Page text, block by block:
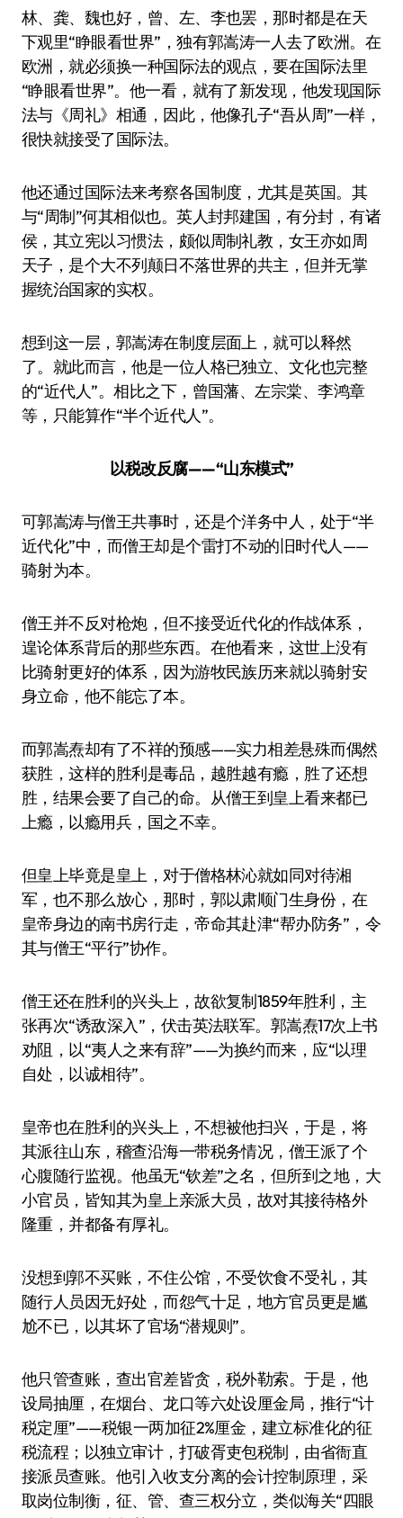
林、龚、魏也好，曾、左、李也罢，那时都是在天
下观里“睁眼看世界”，独有郭嵩涛一人去了欧洲。在
欧洲，就必须换一种国际法的观点，要在国际法里
“睁眼看世界”。他一看，就有了新发现，他发现国际
法与《周礼》相通，因此，他像孔子“吾从周”一样，
很快就接受了国际法。
他还通过国际法来考察各国制度，尤其是英国。其
与“周制”何其相似也。英人封邦建国，有分封，有诸
侯，其立宪以习惯法，颇似周制礼教，女王亦如周
天子，是个大不列颠日不落世界的共主，但并无掌
握统治国家的实权。
想到这一层，郭嵩涛在制度层面上，就可以释然
了。就此而言，他是一位人格已独立、文化也完整
的“近代人”。相比之下，曾国藩、左宗棠、李鸿章
等，只能算作“半个近代人”。
以税改反腐——“山东模式”
可郭嵩涛与僧王共事时，还是个洋务中人，处于“半
近代化”中，而僧王却是个雷打不动的旧时代人——
骑射为本。
僧王并不反对枪炮，但不接受近代化的作战体系，
遑论体系背后的那些东西。在他看来，这世上没有
比骑射更好的体系，因为游牧民族历来就以骑射安
身立命，他不能忘了本。
而郭嵩焘却有了不祥的预感——实力相差悬殊而偶然
获胜，这样的胜利是毒品，越胜越有瘾，胜了还想
胜，结果会要了自己的命。从僧王到皇上看来都已
上瘾，以瘾用兵，国之不幸。
但皇上毕竟是皇上，对于僧格林沁就如同对待湘
军，也不那么放心，那时，郭以肃顺门生身份，在
皇帝身边的南书房行走，帝命其赴津“帮办防务”，令
其与僧王“平行”协作。
僧王还在胜利的兴头上，故欲复制1859年胜利，主
张再次“诱敌深入”，伏击英法联军。郭嵩焘17次上书
劝阻，以“夷人之来有辞”——为换约而来，应“以理
自处，以诚相待”。
皇帝也在胜利的兴头上，不想被他扫兴，于是，将
其派往山东，稽查沿海一带税务情况，僧王派了个
心腹随行监视。他虽无“钦差”之名，但所到之地，大
小官员，皆知其为皇上亲派大员，故对其接待格外
隆重，并都备有厚礼。
没想到郭不买账，不住公馆，不受饮食不受礼，其
随行人员因无好处，而怨气十足，地方官员更是尴
尬不已，以其坏了官场“潜规则”。
他只管查账，查出官差皆贪，税外勒索。于是，他
设局抽厘，在烟台、龙口等六处设厘金局，推行“计
税定厘”——税银一两加征2%厘金，建立标准化的征
税流程；以独立审计，打破胥吏包税制，由省衙直
接派员查账。他引入收支分离的会计控制原理，采
取岗位制衡，征、管、查三权分立，类似海关“四眼